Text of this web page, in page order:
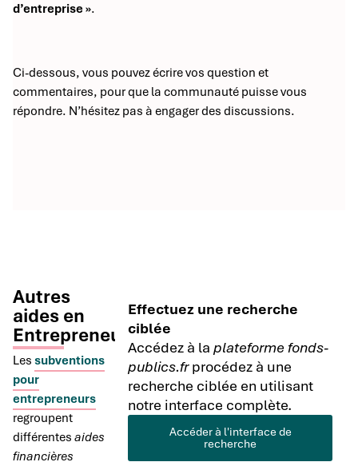
d’entreprise ».
Ci-dessous, vous pouvez écrire vos question et
commentaires, pour que la communauté puisse vous
répondre. N’hésitez pas à engager des discussions.
Autres
aides en
Entrepreneuriat
Les subventions
pour
entrepreneurs
regroupent
différentes aides
financières
Effectuez une recherche
ciblée
Accédez à laplateforme fonds-
publics.frprocédez à une
recherche ciblée en utilisant
notre interface complète.
Accéder à l'interface de
recherche